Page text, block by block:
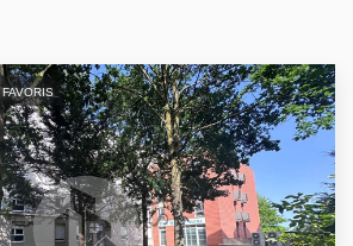
FAVORIS